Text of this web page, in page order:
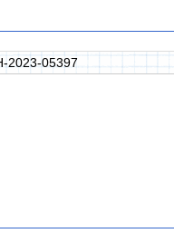
2023-05397